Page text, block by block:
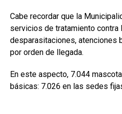
Cabe recordar que la
servicios de tratamiento contra
desparasitaciones, atenciones
por orden de llegada.
En este aspecto, 7.044
básicas: 7.026 en las sedes